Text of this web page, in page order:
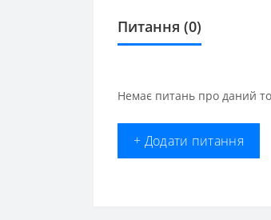
Питання (0)
Немає питань про даний
+ Додати питання